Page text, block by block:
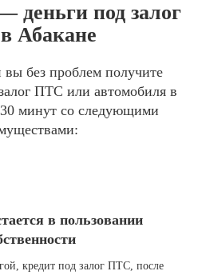
деньги под залог
Абакане
без проблем получите
ПТС или автомобиля в
30 минут со следующими
в пользовании
кредит под залог ПТС, после